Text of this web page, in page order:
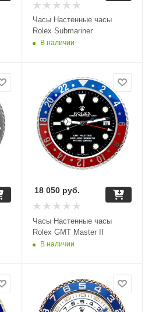
Часы Настенные часы
Rolex Submariner
В наличии
Часы Настенные часы
Rolex GMT Master II
В наличии
18 050руб.